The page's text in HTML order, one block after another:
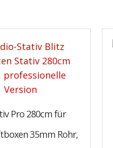
Pro 280cm für
35mm Rohr,